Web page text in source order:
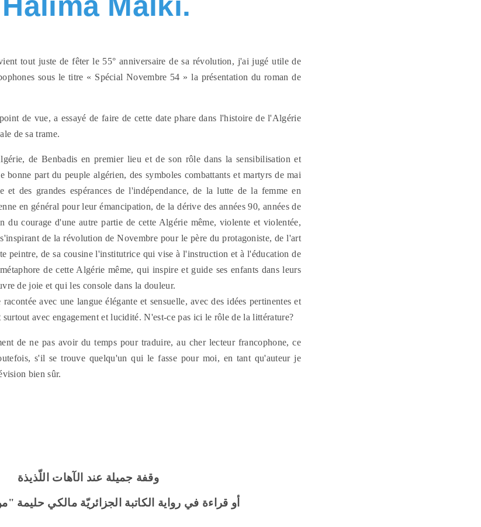
tout juste de fêter le 55° anniversaire de sa révolution, j'ai jugé utile de
sous le titre « Spécial Novembre 54 » la présentation du roman de
de vue, a essayé de faire de cette date phare dans l'histoire de l'Algérie
de sa trame.
de Benbadis en premier lieu et de son rôle dans la sensibilisation et
bonne part du peuple algérien, des symboles combattants et martyrs de mai
des grandes espérances de l'indépendance, de la lutte de la femme en
en général pour leur émancipation, de la dérive des années 90, années de
du courage d'une autre partie de cette Algérie même, violente et violentée,
de la révolution de Novembre pour le père du protagoniste, de l'art
peintre, de sa cousine l'institutrice qui vise à l'instruction et à l'éducation de
de cette Algérie même, qui inspire et guide ses enfants dans leurs
de joie et qui les console dans la douleur.
avec une langue élégante et sensuelle, avec des idées pertinentes et
surtout avec engagement et lucidité. N'est-ce pas ici le rôle de la littérature?
de ne pas avoir du temps pour traduire, au cher lecteur francophone, ce
s'il se trouve quelqu'un qui le fasse pour moi, en tant qu'auteur je
bien sûr.
وقفة جميلة عند الآهات اللّذيذة
أو قراءة في رواية الكاتبة الجزائريّة مالكي حليمة "